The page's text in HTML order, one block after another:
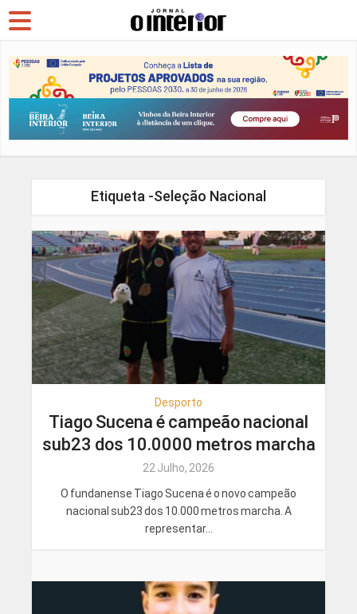
Etiqueta -Seleção Nacional
Desporto
Tiago Sucena é campeão nacional
sub23 dos 10.0000 metros marcha
22 Julho, 2026
O fundanense Tiago Sucena é o novo campeão
nacional sub23 dos 10.000 metros marcha. A
representar...